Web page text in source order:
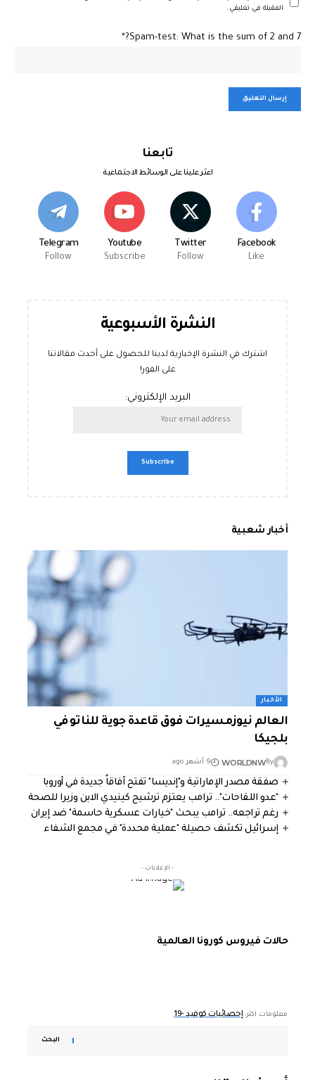
المقبلة في تعليقي.
Spam-test: What is the sum of 2 and 7?*
تابعنا
اعثر علينا على الوسائط الاجتماعية
Facebook
Like
Twitter
Follow
Youtube
Subscribe
Telegram
Follow
النشرة الأسبوعية
اشترك في النشرة الإخبارية لدينا للحصول على أحدث مقالاتنا
على الفور!
البريد الإلكتروني:
أخبار شعبية
الأخبار
العالم نيوزمسيرات فوق قاعدة جوية للناتو في
بلجيكا
By
WORLDNW 9 أشهر ago
صفقة مصدر الإماراتية و"إنديسا" تفتح آفاقاً جديدة في أوروبا
"عدو اللقاحات".. ترامب يعتزم ترشيح كينيدي الابن وزيرا للصحة
رغم تراجعه.. ترامب يبحث "خيارات عسكرية حاسمة" ضد إيران
إسرائيل تكشف حصيلة "عملية محددة" في مجمع الشفاء
- الإعلانات -
حالات فيروس كورونا العالمية
معلومات اكثر: إحصائيات كوفيد -19
البحث